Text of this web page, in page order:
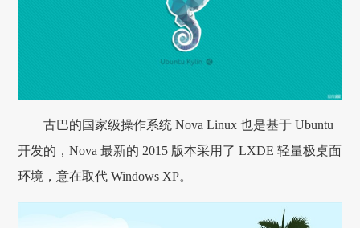
古巴的国家级操作系统 Nova Linux 也是基于 Ubuntu
开发的，Nova 最新的 2015 版本采用了 LXDE 轻量极桌面
环境，意在取代 Windows XP。